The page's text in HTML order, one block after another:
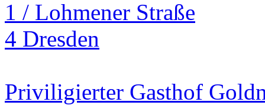
Priviligierter Gasthof